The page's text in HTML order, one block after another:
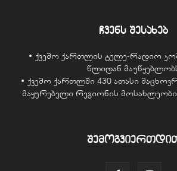
ჩვენს შესახებ
• ქვემო ქართლის ტელე-რადიო
წლიდან
• ქვემო ქართლში 430 ათასი
მაყურებელი რეგიონის